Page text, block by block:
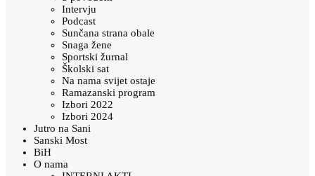
Intervju
Podcast
Sunčana strana obale
Snaga žene
Sportski žurnal
Školski sat
Na nama svijet ostaje
Ramazanski program
Izbori 2022
Izbori 2024
Jutro na Sani
Sanski Most
BiH
O nama